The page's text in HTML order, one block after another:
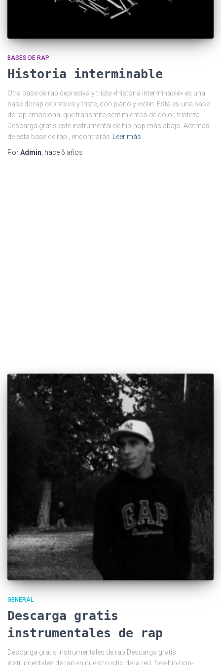
BASES DE RAP
Historia interminable
Otra base de rap depresiva y triste «Historia interminable» es una
base de rap depresiva y triste, con piano y violin. Esta es una base
de rap emocional que transmite sentimientos de dolor, tristeza.
Descarga gratis este instrumental de hip-hop más abajo. Además
de esta base de rap , encontrarás Leer más
PorAdmin , hace 6 años
GENERAL
Descarga gratis
instrumentales de rap
Descarga gratis instrumentales de rap Descarga gratis
instrumentales de rap en nuestro sitio de la red, free-hip-hop-